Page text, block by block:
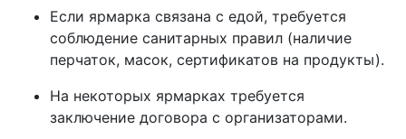
Если ярмарка связана с едой, требуется
соблюдение санитарных правил (наличие
перчаток, масок, сертификатов на продукты).
На некоторых ярмарках требуется
заключение договора с организаторами.